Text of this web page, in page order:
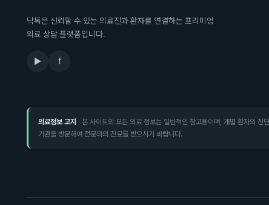
닥톡은 신뢰할 수 있는 의료진과 환자를 연결하는 프리미엄
의료 상담 플랫폼입니다.
▶ f
의료정보 고지 · 본 사이트의 모든 의료 정보는 일반적인 참고용이며, 개별 환자의
기관을 방문하여 전문의의 진료를 받으시기 바랍니다.